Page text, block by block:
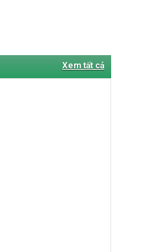
Xem tất cả